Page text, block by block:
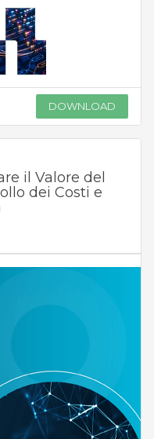
DOWNLOAD
il Valore del
dei Costi e